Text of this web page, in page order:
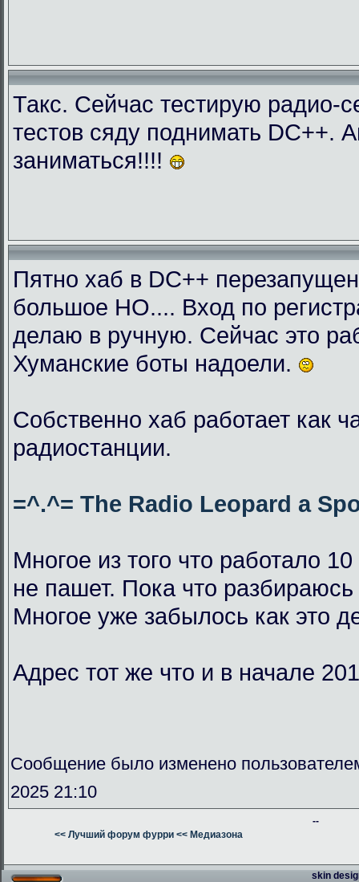
Такс. Сейчас тестирую радио-
тестов сяду поднимать DC++.
заниматься!!!!
Пятно хаб в DC++
большое НО.... Вход по
делаю в ручную. Сейчас это
Хуманские боты надоели.
Собственно хаб работает как
радиостанции.
=^.^= The Radio Leopard a
Многое из того что работало
не пашет. Пока что
Многое уже забылось как это
Адрес тот же что и в начале
Сообщение было изменено
2025 21:10
--
<< Лучший форум фурри << Медиазона
skin